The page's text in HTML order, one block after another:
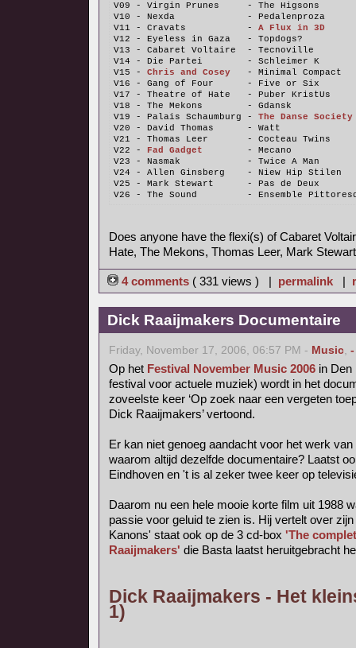
V09 - Virgin Prunes     - The Higsons
V10 - Nexda             - Pedalenproza
V11 - Cravats           - A Flux in 3D
V12 - Eyeless in Gaza   - Topdogs?
V13 - Cabaret Voltaire  - Tecnoville
V14 - Die Partei        - Schleimer K
V15 - Chris and Cosey
   - Minimal Compact
V16 - Gang of Four      - Five or Six
V17 - Theatre of Hate   - Puber KristUs
V18 - The Mekons        - Gdansk
V19 - Palais Schaumburg - The Danse Society
V20 - David Thomas      - Watt
V21 - Thomas Leer       - Cocteau Twins
V22 -
Fad Gadget
        - Mecano
V23 - Nasmak            - Twice A Man
V24 - Allen Ginsberg    - Niew Hip Stilen
V25 - Mark Stewart      - Pas de Deux
V26 - The Sound         - Ensemble
Does anyone have the flexi(s) of Cabaret
Hate, The Mekons, Thomas Leer, Mark
4 comments ( 331 views ) | permalink|
Dick Raaijmakers Documentaire
Friday, November 17, 2006, 06:57 PM - Music, -
Op het Festival November Music 2006in Den
festival voor actuele muziek) wordt in het
zoveelste keer ‘Op zoek naar een vergeten
Dick Raaijmakers’ vertoond.
Er kan niet genoeg aandacht voor het werk
waarom altijd dezelfde documentaire? Laatst
Eindhoven en 't is al zeker twee keer op
Daarom nu een hele mooie korte film uit 1988
passie voor geluid te zien is. Hij vertelt over
Kanons' staat ook op de 3 cd-box 'The
Raaijmakers' die Basta laatst heruitgebracht
Dick Raaijmakers - Het
1)